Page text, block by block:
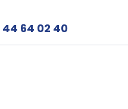
44 64 02 40